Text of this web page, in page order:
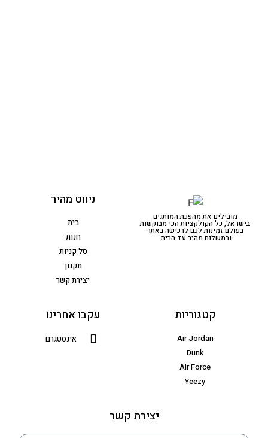
מובילים את מהפכת המותגים
בישראל, כל הקולקציות הכי מבוקשות
בעולם זמינות לכם לרכישה באתר
ובמשלוח מהיר עד הבית.
ניווט מהיר
בית
חנות
סל קניות
תקנון
יצירת קשר
קטגוריות
Air Jordan
Dunk
Air Force
Yeezy
עקבו אחרינו
אינסטגרם
יצירת קשר